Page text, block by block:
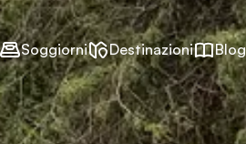
Soggiorni Destinazioni Blog